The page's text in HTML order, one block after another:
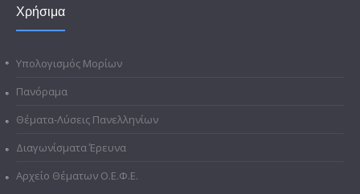
Χρήσιμα
Υπολογισμός Μορίων
Πανόραμα
Θέματα-Λύσεις Πανελληνίων
Διαγωνίσματα Έρευνα
Αρχείο Θέματων Ο.Ε.Φ.Ε.